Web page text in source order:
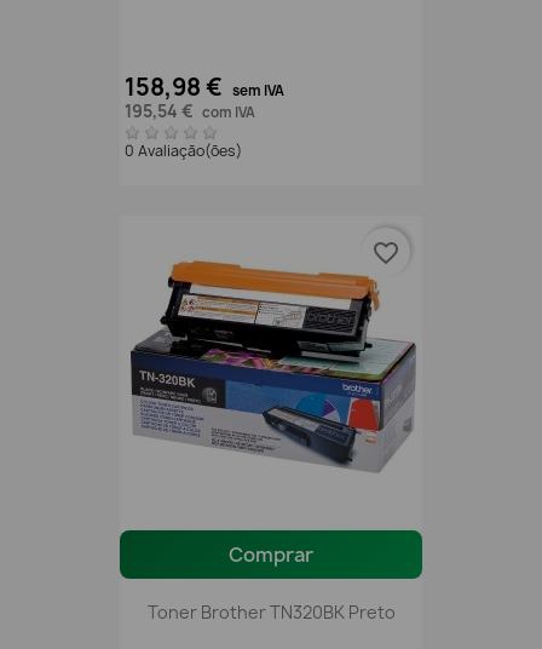
158,98 € sem IVA
195,54 € com IVA
0 Avaliação(ões)
Comprar
Toner Brother TN320BK Preto
favorite_border